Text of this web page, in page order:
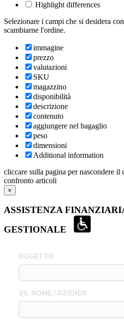
Highlight differences
Selezionare i campi che si desidera
scambiarne l'ordine.
immagine
prezzo
valutazioni
SKU
magazzino
disponibilità
descrizione
contenuto
aggiungere nel bagaglio
peso
dimensioni
Additional information
cliccare sulla pagina per nascondere il
confronto articoli
×
ASSISTENZA
GESTIONALE